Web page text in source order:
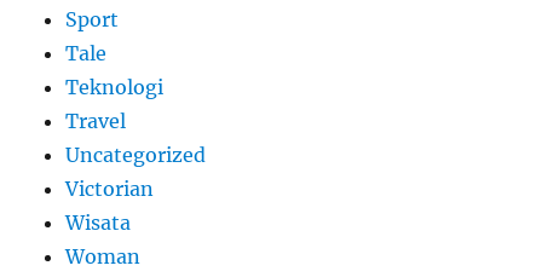
Sport
Tale
Teknologi
Travel
Uncategorized
Victorian
Wisata
Woman